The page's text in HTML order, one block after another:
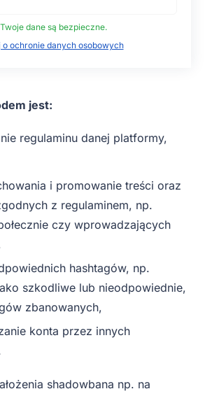
dane są bezpieczne.
o ochronie danych osobowych
jest:
regulaminu danej platformy,
i promowanie treści oraz
z regulaminem, np.
czy wprowadzających
hashtagów, np.
szkodliwe lub nieodpowiednie,
zbanowanych,
konta przez innych
shadowbana np. na